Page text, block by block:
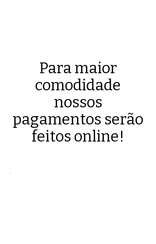
Para maior
comodidade
nossos
pagamentos serão
feitos online!